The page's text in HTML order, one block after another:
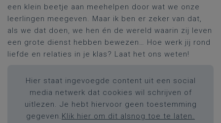
een klein beetje aan meehelpen door wat we onze
leerlingen meegeven. Maar ik ben er zeker van dat,
als we dat doen, we hen én de wereld waarin zij leven
een grote dienst hebben bewezen… Hoe werk jij rond
liefde en relaties in je klas? Laat het ons weten!
Hier staat ingevoegde content uit een social
media netwerk dat cookies wil schrijven of
uitlezen. Je hebt hiervoor geen toestemming
gegeven. Klik hier om dit alsnog toe te laten.